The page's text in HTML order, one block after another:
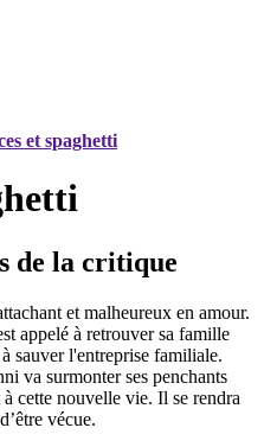
et spaghetti
de la critique
et malheureux en amour.
appelé à retrouver sa famille
sauver l'entreprise familiale.
va surmonter ses penchants
cette nouvelle vie. Il se rendra
vécue.